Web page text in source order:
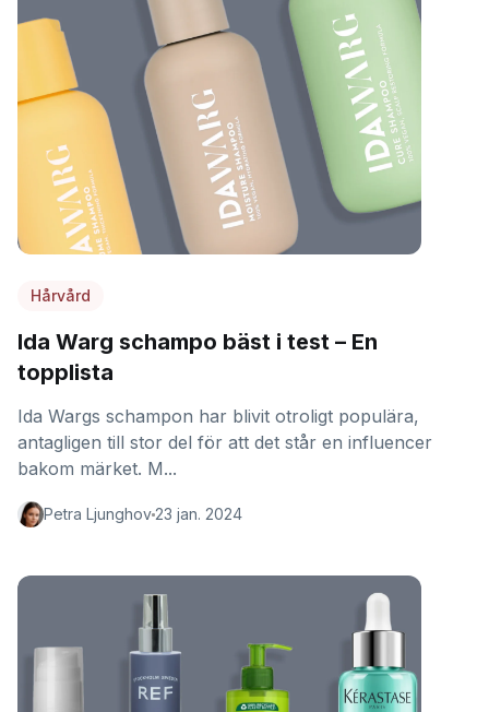
Hårvård
Ida Warg schampo bäst i test – En
topplista
Ida Wargs schampon har blivit otroligt populära,
antagligen till stor del för att det står en influencer
bakom märket. M...
Petra Ljunghov 23 jan. 2024